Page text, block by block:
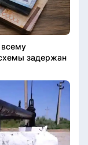
задержан